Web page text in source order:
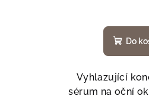
Do
Vyhlazující
sérum na oční